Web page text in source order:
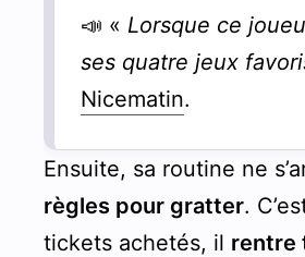
📣 « Lorsque ce
ses quatre jeux
Nicematin.
Ensuite, sa routine ne
règles pour gratter.
tickets achetés, il rentre